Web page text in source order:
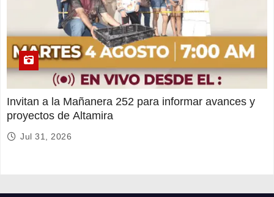
Invitan a la Mañanera 252 para informar avances y
proyectos de Altamira
Jul 31, 2026